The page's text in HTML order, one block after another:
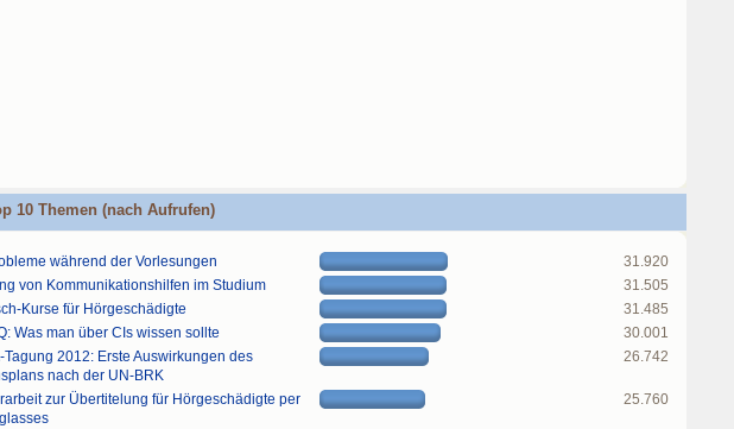
10 Themen (nach Aufrufen)
während der Vorlesungen
31.920
von Kommunikationshilfen im Studium
31.505
Kurse für Hörgeschädigte
31.485
Was man über CIs wissen sollte
30.001
Tagung 2012: Erste Auswirkungen des
nach der UN-BRK
26.742
zur Übertitelung für Hörgeschädigte per
25.760